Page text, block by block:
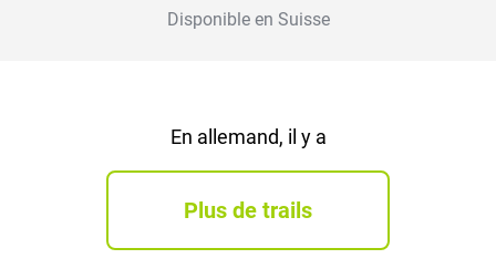
Disponible en Suisse
En allemand, il y a
Plus de trails